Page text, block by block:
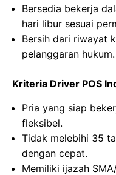
Bersedia bekerja
hari libur sesuai
Bersih dari riwayat
pelanggaran hukum.
Kriteria Driver POS
Pria yang siap
fleksibel.
Tidak melebihi 35
dengan cepat.
Memiliki ijazah